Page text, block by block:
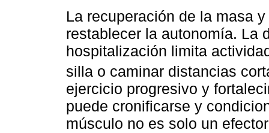
La recuperación de la masa
restablecer la autonomía. La
hospitalización limita
silla o caminar distancias
ejercicio progresivo y
puede cronificarse y
músculo no es solo un